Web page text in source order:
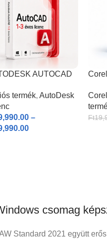
AUTOCAD
licenc I
termék, AutoDesk
–
Ft
csomag
Standard 2021 együtt